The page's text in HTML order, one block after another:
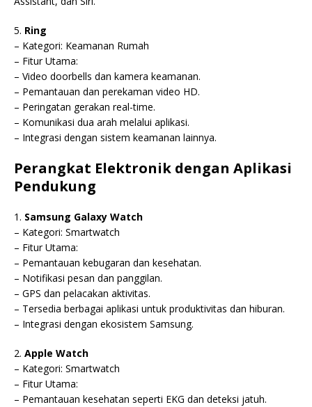
5. Ring
– Kategori: Keamanan Rumah
– Fitur Utama:
– Video doorbells dan kamera keamanan.
– Pemantauan dan perekaman video HD.
– Peringatan gerakan real-time.
– Komunikasi dua arah melalui aplikasi.
– Integrasi dengan sistem keamanan lainnya.
Perangkat Elektronik dengan Aplikasi
Pendukung
1. Samsung Galaxy Watch
– Kategori: Smartwatch
– Fitur Utama:
– Pemantauan kebugaran dan kesehatan.
– Notifikasi pesan dan panggilan.
– GPS dan pelacakan aktivitas.
– Tersedia berbagai aplikasi untuk produktivitas dan hiburan.
– Integrasi dengan ekosistem Samsung.
2. Apple Watch
– Kategori: Smartwatch
– Fitur Utama:
– Pemantauan kesehatan seperti EKG dan deteksi jatuh.